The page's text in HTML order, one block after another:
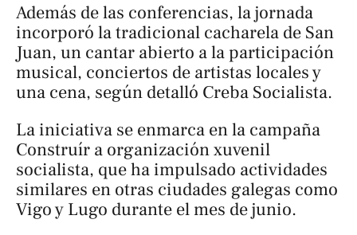
Además de las conferencias, la jornada
incorporó la tradicional cacharela de San
Juan, un cantar abierto a la participación
musical, conciertos de artistas locales y
una cena, según detalló Creba Socialista.
La iniciativa se enmarca en la campaña
Construír a organización xuvenil
socialista, que ha impulsado actividades
similares en otras ciudades galegas como
Vigo y Lugo durante el mes de junio.